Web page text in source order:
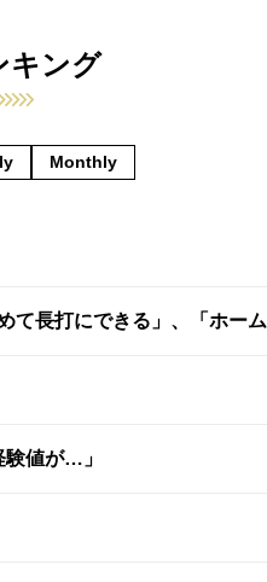
キング
Monthly
長打にできる」、「ホー
値が…」